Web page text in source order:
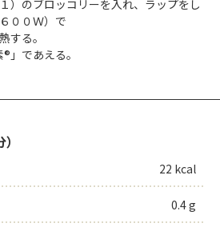
）のブロッコリーを入れ、ラップをし
００Ｗ）で
する。
」であえる。
22 kcal
0.4 g